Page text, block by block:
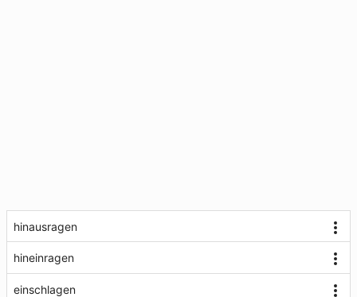
hinausragen
hineinragen
einschlagen